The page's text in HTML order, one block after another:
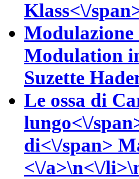
Klass<\/
Modulazione
Modulation
Suzette
Le ossa di
lungo<\/
di<\/span>
<\/a>\n<\/